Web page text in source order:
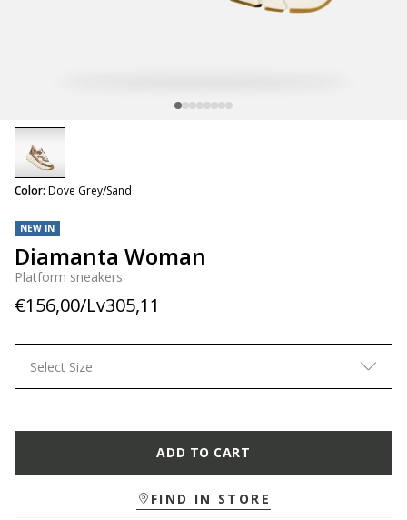
NEW IN
Diamanta Woman
Platform sneakers
€156,00/Lv305,11
Color: Dove Grey/Sand
selected
Select Size
ADD TO CART
FIND IN STORE